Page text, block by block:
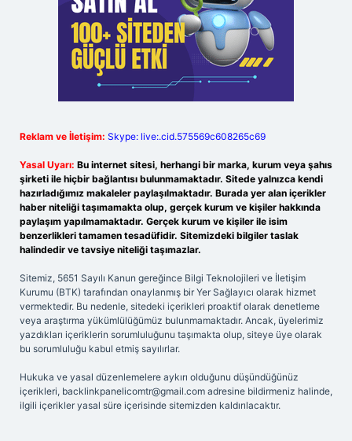
Reklam ve İletişim: Skype: live:.cid.575569c608265c69
Yasal Uyarı: Bu internet sitesi, herhangi bir marka, kurum veya şahıs
şirketi ile hiçbir bağlantısı bulunmamaktadır. Sitede yalnızca kendi
hazırladığımız makaleler paylaşılmaktadır. Burada yer alan içerikler
haber niteliği taşımamakta olup, gerçek kurum ve kişiler hakkında
paylaşım yapılmamaktadır. Gerçek kurum ve kişiler ile isim
benzerlikleri tamamen tesadüfidir. Sitemizdeki bilgiler taslak
halindedir ve tavsiye niteliği taşımazlar.
Sitemiz, 5651 Sayılı Kanun gereğince Bilgi Teknolojileri ve İletişim
Kurumu (BTK) tarafından onaylanmış bir Yer Sağlayıcı olarak hizmet
vermektedir. Bu nedenle, sitedeki içerikleri proaktif olarak denetleme
veya araştırma yükümlülüğümüz bulunmamaktadır. Ancak, üyelerimiz
yazdıkları içeriklerin sorumluluğunu taşımakta olup, siteye üye olarak
bu sorumluluğu kabul etmiş sayılırlar.
Hukuka ve yasal düzenlemelere aykırı olduğunu düşündüğünüz
içerikleri, backlinkpanelicomtr@gmail.com adresine bildirmeniz halinde,
ilgili içerikler yasal süre içerisinde sitemizden kaldırılacaktır.